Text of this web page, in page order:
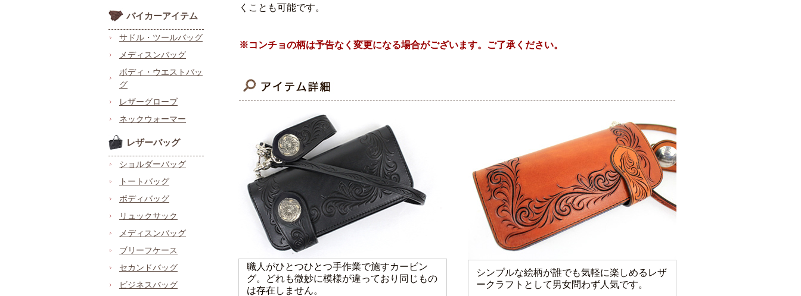
バイカーアイテム
サドル・ツールバッグ
メディスンバッグ
ボディ・ウエストバッ
グ
レザーグローブ
ネックウォーマー
レザーバッグ
ショルダーバッグ
トートバッグ
ボディバッグ
リュックサック
メディスンバッグ
ブリーフケース
セカンドバッグ
ビジネスバッグ
くことも可能です。
※コンチョの柄は予告なく変更になる場合がございます。ご了承ください。
職人がひとつひとつ手作業で施すカービン
グ。どれも微妙に模様が違っており同じもの
は存在しません。
シンプルな絵柄が誰でも気軽に楽しめるレザ
ークラフトとして男女問わず人気です。